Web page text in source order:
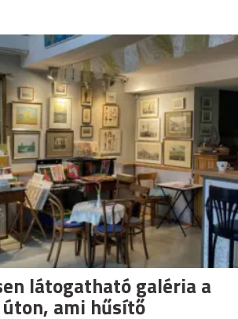
látogatható galéria a
ami hűsítő